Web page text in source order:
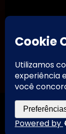
TikTok
Motoneiro -